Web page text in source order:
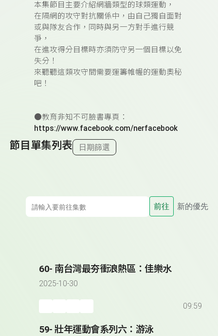
本集節目主要介紹網牆類型的球類運動，
在隔網的攻守對抗關係中，由自己獨自面對
或與隊友合作，同時與另一方對手進行競
爭，
在進攻得分目標時亦須防守另一個目標以免
失分！
來聽聽這類攻守間需要運籌帷幄的運動奧秘
吧！
●教育非知不可臉書專頁：
https://www.facebook.com/nerfacebook
節目單集列表 日期篩選
前往 新的優先
60- 南台灣最夯衝浪熱區：佳樂水
2025-10-30
09:59
59- 壯年運動會系列六：游泳